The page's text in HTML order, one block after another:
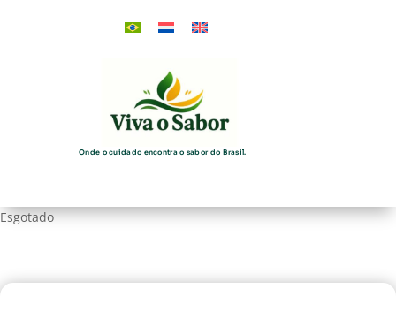
Onde o cuidado encontra o sabor do Brasil.
Esgotado